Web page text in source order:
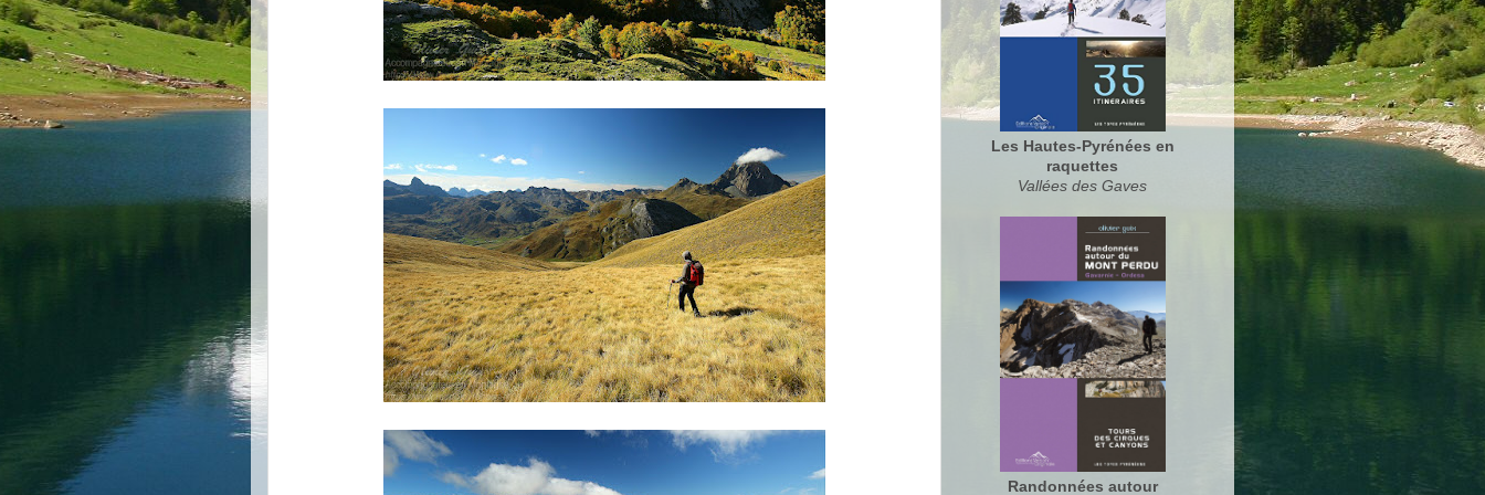
Les Hautes-Pyrénées en
raquettes
Vallées des Gaves
Randonnées autour